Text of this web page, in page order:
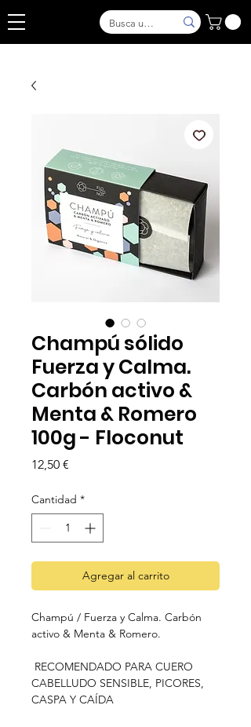
Champú sólido
Fuerza y Calma.
Carbón activo &
Menta & Romero
100g - Floconut
12,50 €
Cantidad *
Agregar al carrito
Champú / Fuerza y Calma. Carbón
activo & Menta & Romero.
RECOMENDADO PARA CUERO
CABELLUDO SENSIBLE, PICORES,
CASPA Y CAÍDA